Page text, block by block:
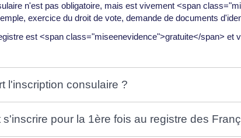
n'est pas obligatoire, mais est vivement <span
exercice du droit de vote, demande de documents
est <span class="miseenevidence">gratuite</span>
l'inscription consulaire ?
s'inscrire pour la 1ère fois au registre des